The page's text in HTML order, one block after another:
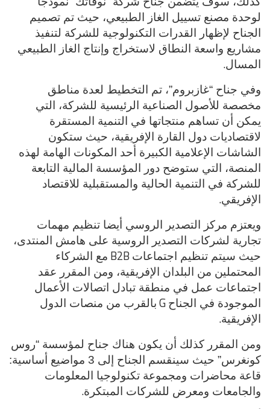
لوحدة مصنع تسييل الغاز الطبيعي، حيث تم تصميم
الجناح لإظهار القدرات التكنولوجية للشركة لتنفيذ
مشاريع واسعة النطاق لاستخراج وإنتاج الغاز الطبيعي
المسال.
وفي جناح “غازبروم”، تم التخطيط لعدة مناطق
مخصصة للأصول الصناعية الرئيسية للشركة، التي
يمكن أن تساهم منتجاتها في التنمية المستقرة
لاقتصاديات دول القارة الإفريقية، حيث ستكون
الشاشات الإعلامية الكبيرة أحد المكونات الهامة لهذه
المنصة، التي ستوضح دور المؤسسة المالية التابعة
للشركة في التنمية الحالية والمستقبلية للاقتصاد
الإفريقي.
ويعتزم مركز التصدير الروسي أيضا تنظيم مهمات
تجارية لشركات التصدير الروسية على هامش المنتدى،
حيث سيتم تنظيم اجتماعات B2B مع الشركاء
المحتملين من البلدان الإفريقية، ومن المقرر عقد
اجتماعات عمل في منطقة تبادل اتصالات الأعمال
الموجودة في الجناح G بالقرب من منصات الدول
الإفريقية.
ومن المقرر كذلك أن يكون هناك جناح لمؤسسة “روس
كونغرس” حيث سينقسم الجناح إلى 3 مواضيع أساسية:
قاعة محاضرات ومجموعة تكنولوجيا المعلومات
والجامعات ومعرض للشركات المبتكرة.